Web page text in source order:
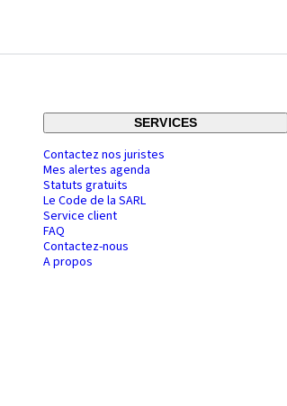
SERVICES
Contactez nos juristes
Mes alertes agenda
Statuts gratuits
Le Code de la SARL
Service client
FAQ
Contactez-nous
A propos